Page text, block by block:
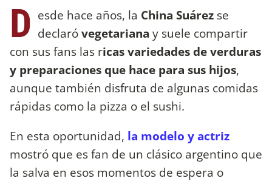
D esde hace años, la China Suárez se
declaróvegetariana y suele compartir
con sus fans las ricas variedades de verduras
y preparaciones que hace para sus hijos,
aunque también disfruta de algunas comidas
rápidas como la pizza o el sushi.
En esta oportunidad, la modelo y actriz
mostró que es fan de un clásico argentino que
la salva en esos momentos de espera o